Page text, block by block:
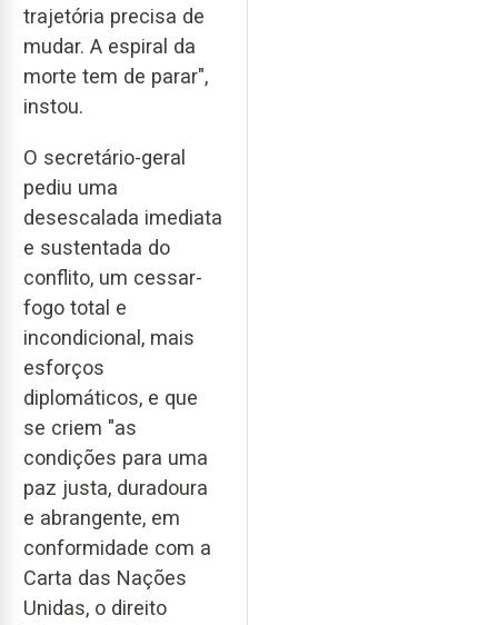
trajetória precisa de
mudar. A espiral da
morte tem de parar",
instou.
O secretário-geral
pediu uma
desescalada imediata
e sustentada do
conflito, um cessar-
fogo total e
incondicional, mais
esforços
diplomáticos, e que
se criem "as
condições para uma
paz justa, duradoura
e abrangente, em
conformidade com a
Carta das Nações
Unidas, o direito